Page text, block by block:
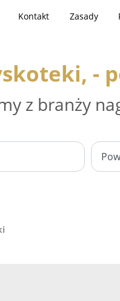
Kontakt Zasady
-
z branży